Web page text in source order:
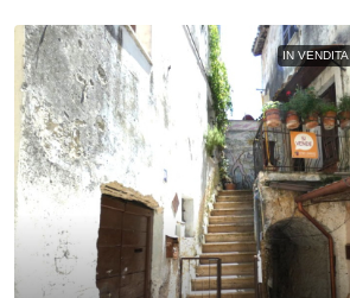
IN VENDITA